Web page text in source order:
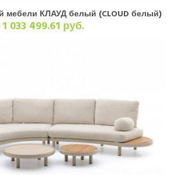
мебели КЛАУД белый (CLOUD белый)
1 033 499.61 руб.